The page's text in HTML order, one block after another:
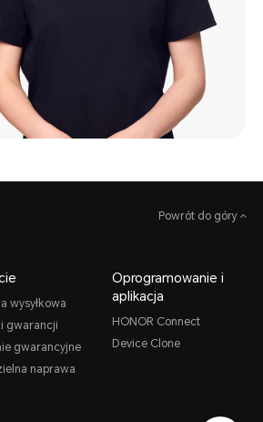
Powrót do góry
wysyłkowa
gwarancji
gwarancyjne
naprawa
Oprogramowanie i
aplikacja
HONOR Connect
Device Clone